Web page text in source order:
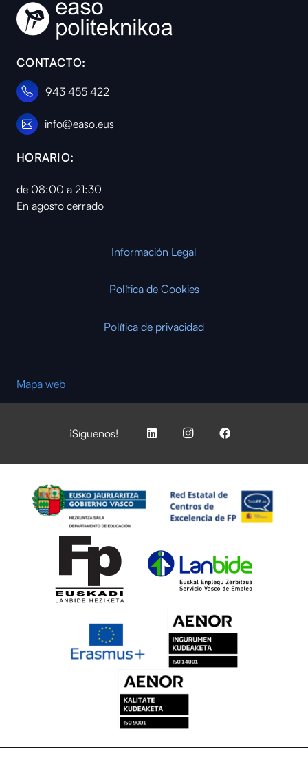
CONTACTO:
943 455 422
info@easo.eus
HORARIO:
de 08:00 a 21:30
En agosto cerrado
Información Legal
Política de Cookies
Política de privacidad
Mapa web
¡Síguenos!